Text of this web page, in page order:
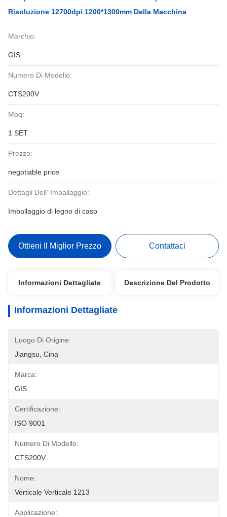
Risoluzione 12700dpi 1200*1300mm Della Macchina
Marchio:
GIS
Numero Di Modello:
CTS200V
Moq:
1 SET
Prezzo:
negotiable price
Dettagli Dell' Imballaggio:
Imballaggio di legno di caso
Ottieni Il Miglior Prezzo Contattaci
Informazioni Dettagliate Descrizione Del Prodotto
Informazioni Dettagliate
Luogo Di Origine:
Jiangsu, Cina
Marca:
GIS
Certificazione:
ISO 9001
Numero Di Modello:
CTS200V
Nome:
Verticale Verticale 1213
Applicazione: